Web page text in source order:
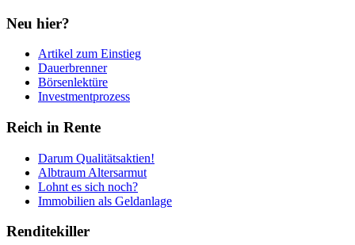
Neu hier?
Artikel zum Einstieg
Dauerbrenner
Börsenlektüre
Investmentprozess
Reich in Rente
Darum Qualitätsaktien!
Albtraum Altersarmut
Lohnt es sich noch?
Immobilien als Geldanlage
Renditekiller